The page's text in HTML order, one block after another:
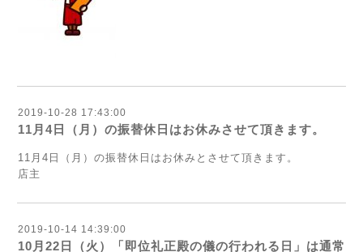
2019-10-28 17:43:00
11月4日（月）の振替休日はお休みさせて頂きます。
11月4日（月）の振替休日はお休みとさせて頂きます。
店主
2019-10-14 14:39:00
10月22日（火）「即位礼正殿の儀の行われる日」は通常